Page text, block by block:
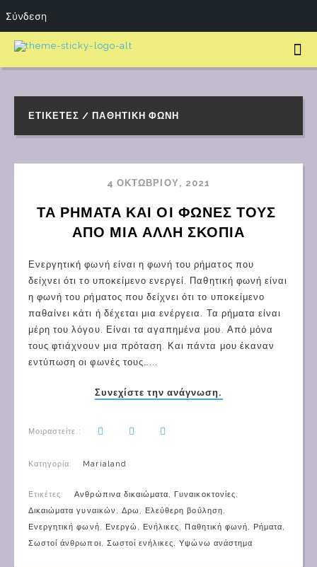
ΕΤΙΚΈΤΕΣ / ΠΑΘΗΤΙΚΉ ΦΩΝΉ
4 ΟΚΤΩΒΡΊΟΥ, 2021
ΤΑ ΡΗΜΑΤΑ ΚΑΙ ΟΙ ΦΩΝΕΣ ΤΟΥΣ
ΑΠΟ ΜΙΑ ΑΛΛΗ ΣΚΟΠΙΑ
Ενεργητική φωνή είναι η φωνή του ρήματος που
δείχνει ότι το υποκείμενο ενεργεί. Παθητική φωνή είναι
η φωνή του ρήματος που δείχνει ότι το υποκείμενο
παθαίνει κάτι ή δέχεται μια ενέργεια. Τα ρήματα είναι
μέρη του λόγου. Είναι τα αγαπημένα μου. Από μόνα
τους φτιάχνουν μια πρόταση. Και πάντα μου έκαναν
εντύπωση οι φωνές τους…...
Συνεχίστε την ανάγνωση.
Μοιραστείτε.:
Κατηγορία: Marialand
Ετικέτες: Ανθρώπινα δικαιώματα, Γυναικοκτονίες,
Δικαιώματα γυναικών , Δρω , Ελεύθερη βούληση,
Ενεργητική φωνή, Ενεργώ , Ενήλικες, Παθητική φωνή, Ρήματα,
Σωστοί άνθρωποι, Σωστοί ενήλικες,Υψώνω ανάστημα
Σύνδεση